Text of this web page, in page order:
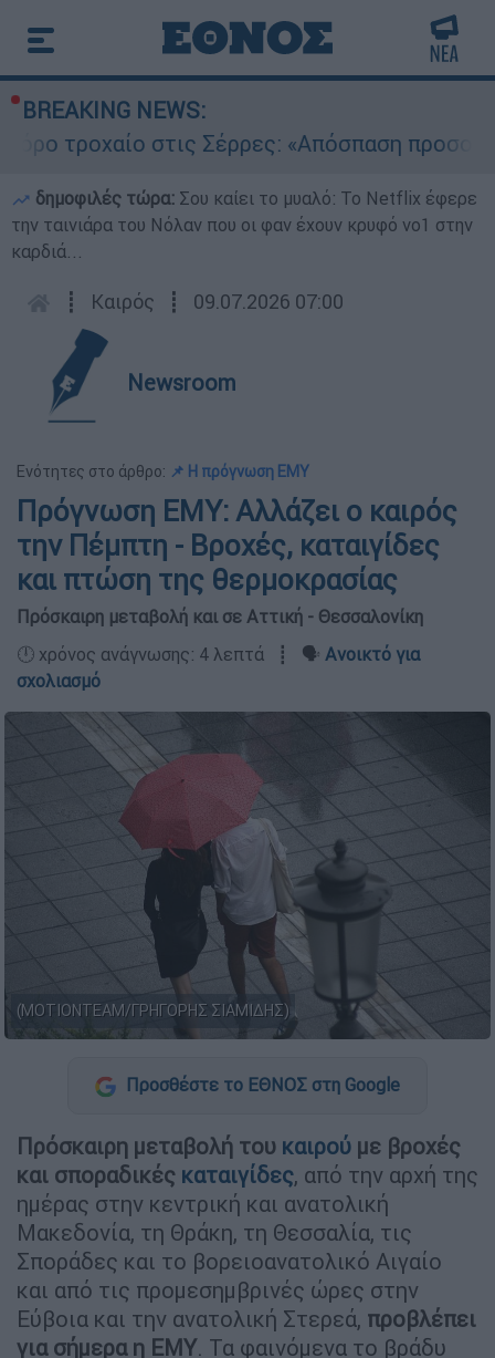
BREAKING NEWS:
τροχαίο στις Σέρρες: «Απόσπαση προσοχής
δημοφιλές τώρα: Σου καίει το μυαλό: Το Netflix έφερε
την ταινιάρα του Νόλαν που οι φαν έχουν κρυφό νο1 στην
καρδιά...
┋ Καιρός ┋ 09.07.2026 07:00
Newsroom
Ενότητες στο άρθρο: 📌 Η πρόγνωση ΕΜΥ
Πρόγνωση ΕΜΥ: Αλλάζει ο καιρός
την Πέμπτη - Βροχές, καταιγίδες
και πτώση της θερμοκρασίας
Πρόσκαιρη μεταβολή και σε Αττική - Θεσσαλονίκη
🕛 χρόνος ανάγνωσης: 4 λεπτά ┋ 🗣️ Ανοικτό για
σχολιασμό
(ΜΟΤΙΟΝΤΕΑΜ/ΓΡΗΓΟΡΗΣ ΣΙΑΜΙΔΗΣ)
Προσθέστε το ΕΘΝΟΣ στη Google
Πρόσκαιρη μεταβολή του καιρού με βροχές
και σποραδικές καταιγίδες, από την αρχή της
ημέρας στην κεντρική και ανατολική
Μακεδονία, τη Θράκη, τη Θεσσαλία, τις
Σποράδες και το βορειοανατολικό Αιγαίο
και από τις προμεσημβρινές ώρες στην
Εύβοια και την ανατολική Στερεά, προβλέπει
για σήμερα η ΕΜΥ. Τα φαινόμενα το βράδυ